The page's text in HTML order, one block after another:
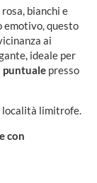
bianchi e
emotivo, questo
ai
ideale per
puntuale presso
località limitrofe.
con